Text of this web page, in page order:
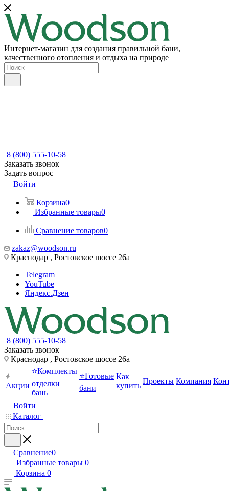
Интернет-магазин для создания правильной бани,
качественного отопления и отдыха на природе
8 (800) 555-10-58
Заказать звонок
Задать вопрос
Войти
Корзина0
Избранные товары0
Сравнение товаров0
zakaz@woodson.ru
Краснодар , Ростовское шоссе 26а
Telegram
YouTube
Яндекс.Дзен
8 (800) 555-10-58
Заказать звонок
Краснодар , Ростовское шоссе 26а
Акции
⭐Комплекты
отделки
бань
⭐Готовые
бани
Как
купить
Проекты Компания
Войти
Каталог
Сравнение0
Избранные товары 0
Корзина 0